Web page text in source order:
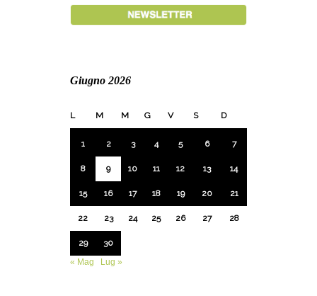
Giugno 2026
L M M G V S D
1 2 3 4 5 6 7
8 9 10 11 12 13 14
15 16 17 18 19 20 21
22 23 24 25 26 27 28
29
30
« Mag
Lug »